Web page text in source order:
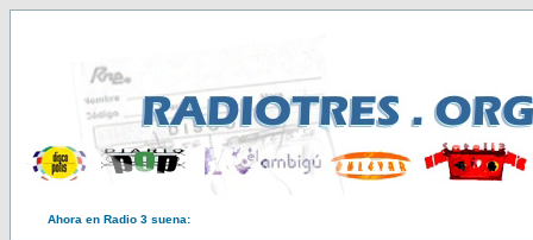
Ahora en Radio 3 suena: